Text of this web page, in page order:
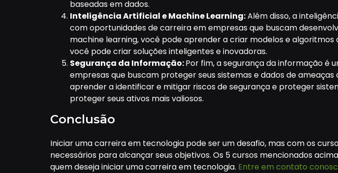
baseadas em dados.
Inteligência Artificial e Machine Learning:Além disso, a
com oportunidades de carreira em empresas que buscam
machine learning, você pode aprender a criar modelos e
você pode criar soluções inteligentes e inovadoras.
Segurança da Informação:Por fim, a segurança da informação
empresas que buscam proteger seus sistemas e dados de
aprender a identificar e mitigar riscos de segurança e proteger
proteger seus ativos mais valiosos.
Conclusão
Iniciar uma carreira em tecnologia pode ser um desafio, mas com os
necessários para alcançar seus objetivos. Os 5 cursos mencionados
quem deseja iniciar uma carreira em tecnologia. Entre em contato